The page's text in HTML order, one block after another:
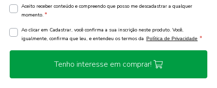
Aceito receber conteúdo e compreendo que posso me descadastrar a qualquer
momento. *
Ao clicar em Cadastrar, você confirma a sua inscrição neste produto. Você,
igualmente, confirma que leu, e entendeu os termos da Política de Privacidade *
Tenho interesse em comprar!